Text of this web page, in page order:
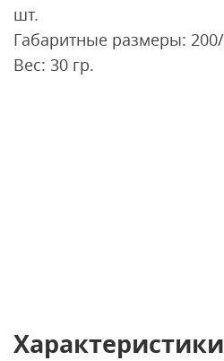
шт.
Габаритные размеры:
Вес: 30 гр.
Характеристики